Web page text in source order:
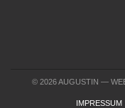
© 2026 AUGUSTIN —
IMPRESSUM